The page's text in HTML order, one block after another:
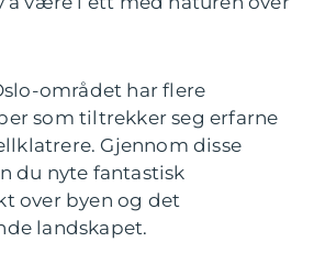
området har flere
som tiltrekker seg erfarne
Gjennom disse
du nyte fantastisk
over byen og det
landskapet.